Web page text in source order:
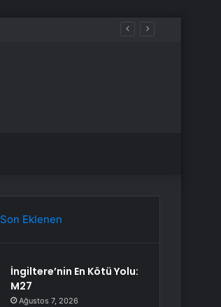
ne zaman gelecek?
Son Eklenen
İngiltere’nin En Kötü Yolu:
M27
Ağustos 7, 2026